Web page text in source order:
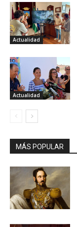
Actualidad
Actualidad
MÁS POPULAR